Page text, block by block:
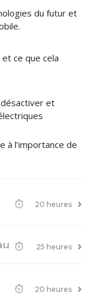
du futur et
ce que cela
et
à l’importance de
20 heures
25 heures
20 heures